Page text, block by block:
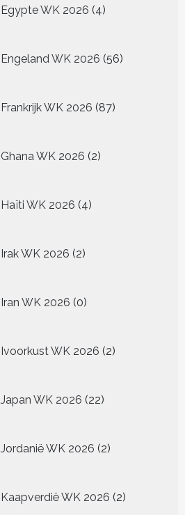
Egypte WK 2026 4
producten
Engeland WK 2026 56
producten
Frankrijk WK 2026 87
producten
Ghana WK 2026 2
producten
Haïti WK 2026 4
producten
Irak WK 2026 2
producten
Iran WK 2026 0
producten
Ivoorkust WK 2026 2
producten
Japan WK 2026 22
producten
Jordanië WK 2026 2
producten
Kaapverdië WK 2026 2
producten